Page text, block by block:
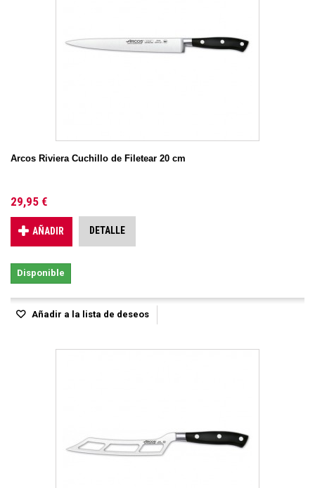
Arcos Riviera Cuchillo de Filetear 20 cm
29,95 €
AÑADIR DETALLE
Disponible
Añadir a la lista de deseos